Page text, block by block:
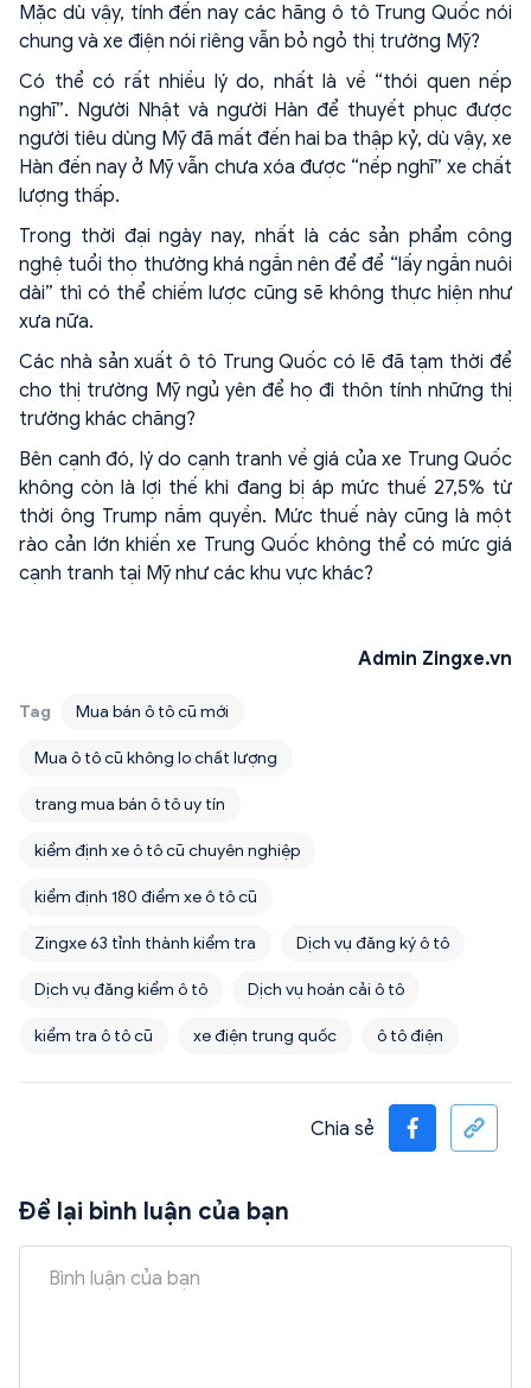
Mặc dù vậy, tính đến nay các hãng ô tô Trung Quốc nói
chung và xe điện nói riêng vẫn bỏ ngỏ thị trường Mỹ?
Có thể có rất nhiều lý do, nhất là về “thói quen nếp
nghĩ”. Người Nhật và người Hàn để thuyết phục được
người tiêu dùng Mỹ đã mất đến hai ba thập kỷ, dù vậy, xe
Hàn đến nay ở Mỹ vẫn chưa xóa được “nếp nghĩ” xe chất
lượng thấp.
Trong thời đại ngày nay, nhất là các sản phẩm công
nghệ tuổi thọ thường khá ngắn nên để để “lấy ngắn nuôi
dài” thì có thể chiếm lược cũng sẽ không thực hiện như
xưa nữa.
Các nhà sản xuất ô tô Trung Quốc có lẽ đã tạm thời để
cho thị trường Mỹ ngủ yên để họ đi thôn tính những thị
trường khác chăng?
Bên cạnh đó, lý do cạnh tranh về giá của xe Trung Quốc
không còn là lợi thế khi đang bị áp mức thuế 27,5% từ
thời ông Trump nắm quyền. Mức thuế này cũng là một
rào cản lớn khiến xe Trung Quốc không thể có mức giá
cạnh tranh tại Mỹ như các khu vực khác?
Admin Zingxe.vn
Tag Mua bán ô tô cũ mới
Mua ô tô cũ không lo chất lượng
trang mua bán ô tô uy tín
kiểm định xe ô tô cũ chuyên nghiệp
kiểm định 180 điểm xe ô tô cũ
Zingxe 63 tỉnh thành kiểm tra Dịch vụ đăng ký ô tô
Dịch vụ đăng kiểm ô tô Dịch vụ hoán cải ô tô
kiểm tra ô tô cũ xe điện trung quốc ô tô điện
Chia sẻ
Để lại bình luận của bạn